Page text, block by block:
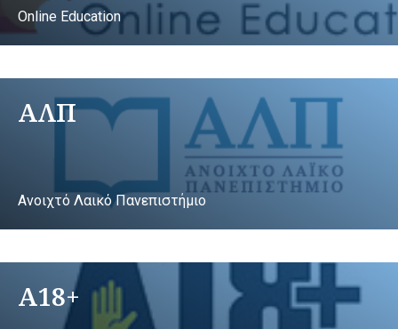
Online Education
ΑΛΠ
Ανοιχτό Λαικό Πανεπιστήμιο
A18+